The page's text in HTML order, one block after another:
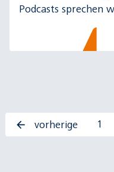
Podcasts sprechen
einem Kollegen aus dem
vorherige 1